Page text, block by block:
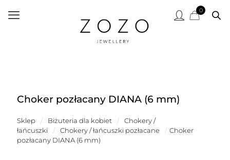
0
Choker pozłacany DIANA (6 mm)
Sklep / Biżuteria dla kobiet /
Chokery /
łańcuszki
/ Chokery / łańcuszki pozłacane / Choker
pozłacany DIANA (6 mm)